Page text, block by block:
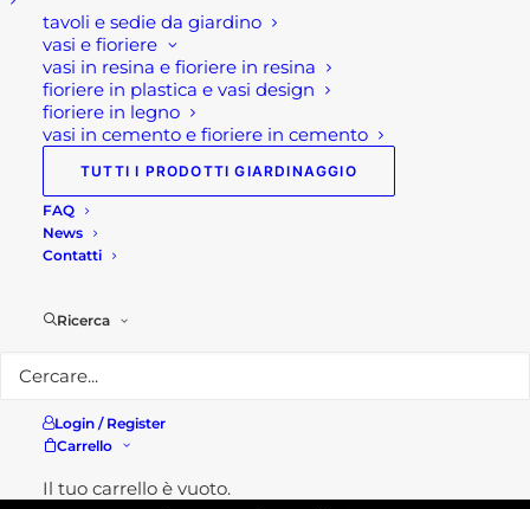
tavoli e sedie da giardino
vasi e fioriere
vasi in resina e fioriere in resina
fioriere in plastica e vasi design
fioriere in legno
vasi in cemento e fioriere in cemento
TUTTI I PRODOTTI GIARDINAGGIO
FAQ
News
Contatti
Ricerca
Login / Register
Carrello
Il tuo carrello è vuoto.
Via Manzoni, 120
24036 Ponte San Pietro (BG)
Telefono: 035 617139
Email:info@rotacommerciale.it
Orari apertura
Dal lunedì al venerdì 7/12 – 13/19
Sabato 7/12